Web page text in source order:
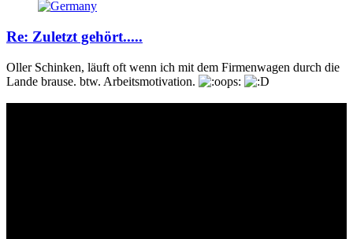
Re: Zuletzt gehört.....
Oller Schinken, läuft oft wenn ich mit dem Firmenwagen durch die
Lande brause. btw. Arbeitsmotivation.